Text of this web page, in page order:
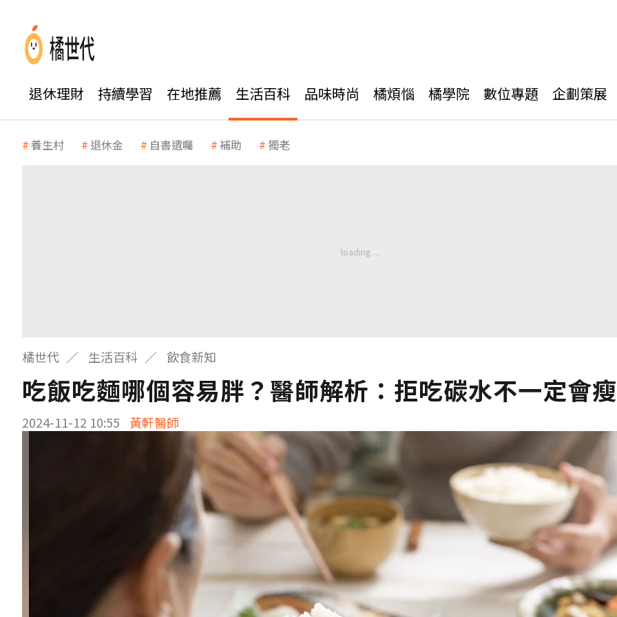
退休理財 持續學習 在地推薦 生活百科 品味時尚 橘煩惱 橘學院 數位專題 企劃策展
養生村 退休金 自書遺囑 補助 獨老
橘世代 生活百科 飲食新知
吃飯吃麵哪個容易胖？醫師解析：拒吃碳水不一定會
2024-11-12 10:55 黃軒醫師